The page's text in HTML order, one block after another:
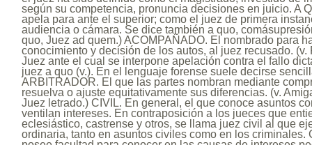
según su competencia, pronuncia decisiones en juicio. A
apela para ante el superior; como el juez de primera
audiencia o cámara. Se dice también a quo,
quo, Juez ad quem.) ACOMPAÑADO. El nombrado para
conocimiento y decisión de los autos, al juez recusado.
Juez ante el cual se interpone apelación contra el fallo
juez a quo (v.). En el lenguaje forense suele decirse
ARBITRADOR. El que las partes nombran mediante
resuelva o ajuste equitativamente sus diferencias. (v.
Juez letrado.) CIVIL. En general, el que conoce asuntos
ventilan intereses. En contraposición a los jueces que
eclesiástico, castrense y otros, se llama juez civil al que
ordinaria, tanto en asuntos civiles como en los criminales.